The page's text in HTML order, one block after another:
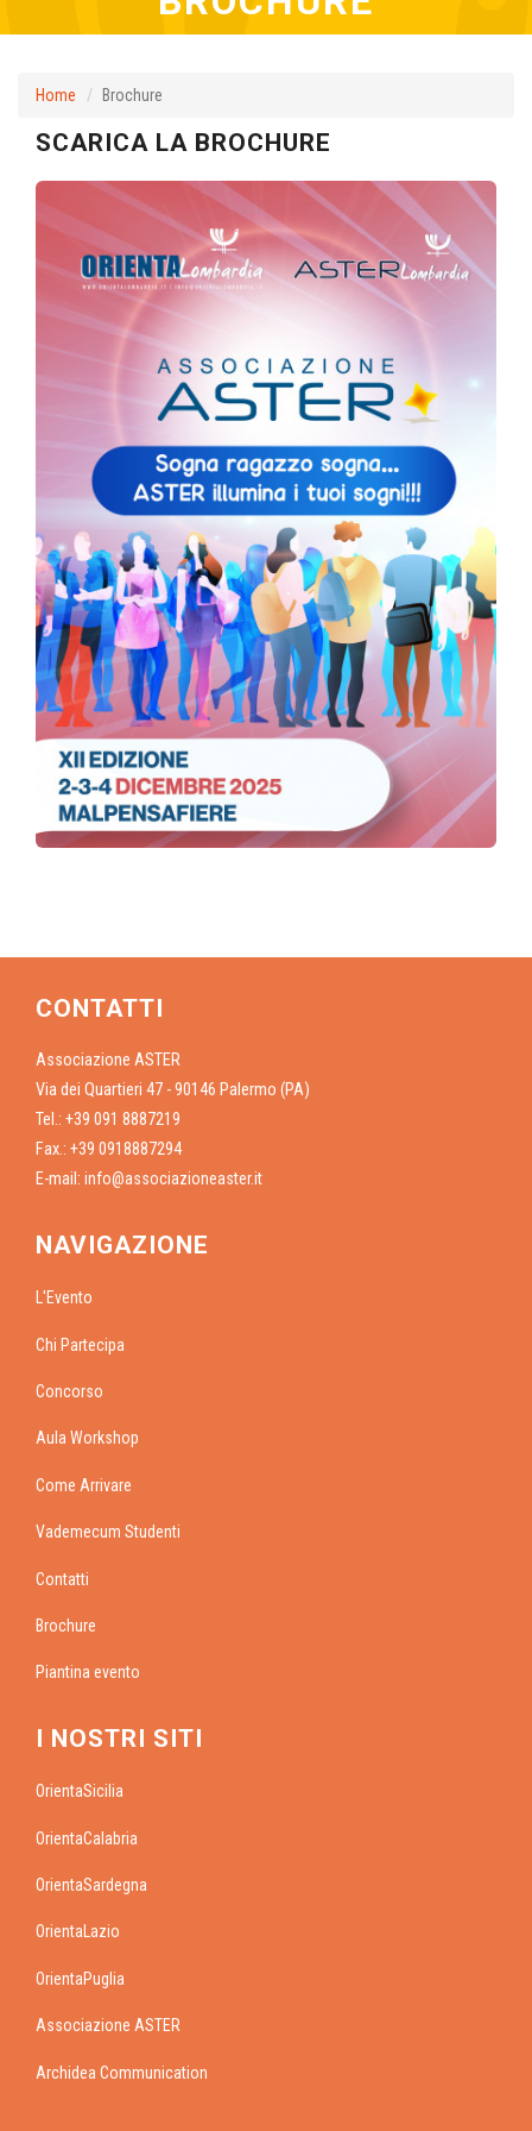
Home Brochure
SCARICA LA BROCHURE
CONTATTI
Associazione ASTER
Via dei Quartieri 47 - 90146 Palermo (PA)
Tel.: +39 091 8887219
Fax.: +39 0918887294
E-mail: info@associazioneaster.it
NAVIGAZIONE
L'Evento
Chi Partecipa
Concorso
Aula Workshop
Come Arrivare
Vademecum Studenti
Contatti
Brochure
Piantina evento
I NOSTRI SITI
OrientaSicilia
OrientaCalabria
OrientaSardegna
OrientaLazio
OrientaPuglia
Associazione ASTER
Archidea Communication